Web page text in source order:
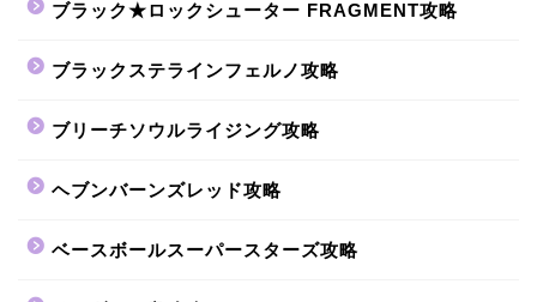
ブラック★ロックシューター FRAGMENT攻略
ブラックステラインフェルノ攻略
ブリーチソウルライジング攻略
ヘブンバーンズレッド攻略
ベースボールスーパースターズ攻略